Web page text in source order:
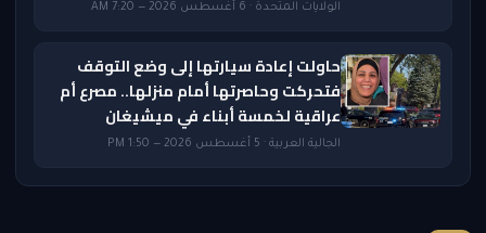
الولايات المتحدة · 6 أغسطس 2026 — 7:20 AM
حاولت إعادة سيارتها إلى وضع التوقف
فتحركت وحاصرتها أمام منزلها.. مصرع أم
عراقية لخمسة أبناء في ميشيغان
الجالية العربية · 5 أغسطس 2026 — 1:50 PM